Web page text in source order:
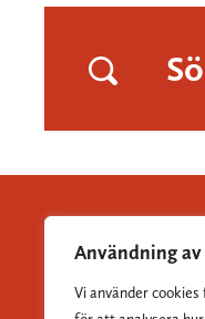
Användning
Vi använder